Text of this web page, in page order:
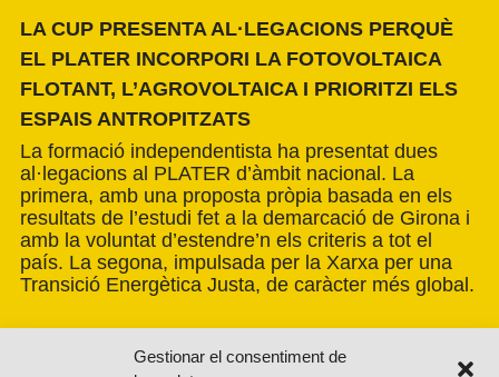
Gestionar el consentiment de
LA CUP PRESENTA AL·LEGACIONS PERQUÈ
EL PLATER INCORPORI LA FOTOVOLTAICA
FLOTANT, L’AGROVOLTAICA I PRIORITZI ELS
ESPAIS ANTROPITZATS
La formació independentista ha presentat dues
al·legacions al PLATER d’àmbit nacional. La
primera, amb una proposta pròpia basada en els
resultats de l’estudi fet a la demarcació de Girona i
amb la voluntat d’estendre’n els criteris a tot el
país. La segona, impulsada per la Xarxa per una
Transició Energètica Justa, de caràcter més global.